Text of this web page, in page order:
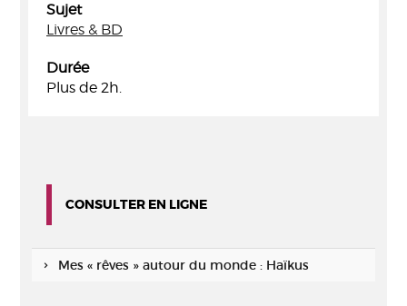
Sujet
Livres & BD
Durée
Plus de 2h.
CONSULTER EN LIGNE
Mes « rêves » autour du monde : Haïkus